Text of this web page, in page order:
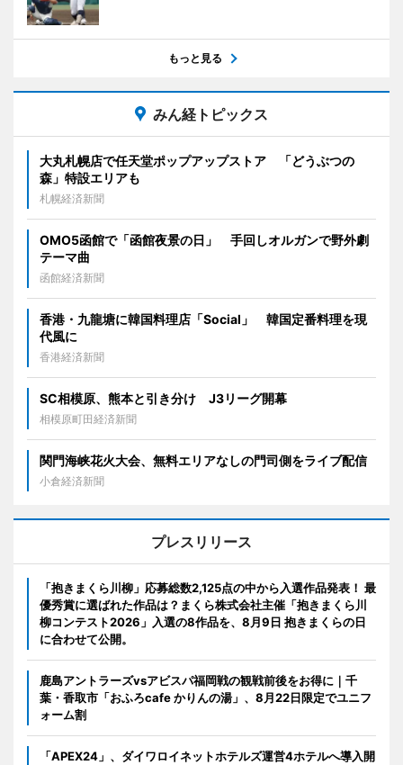
もっと見る
みん経トピックス
大丸札幌店で任天堂ポップアップストア 「どうぶつの
森」特設エリアも
札幌経済新聞
OMO5函館で「函館夜景の日」 手回しオルガンで野外劇
テーマ曲
函館経済新聞
香港・九龍塘に韓国料理店「Social」 韓国定番料理を現
代風に
香港経済新聞
SC相模原、熊本と引き分け J3リーグ開幕
相模原町田経済新聞
関門海峡花火大会、無料エリアなしの門司側をライブ配信
小倉経済新聞
プレスリリース
「抱きまくら川柳」応募総数2,125点の中から入選作品発表！ 最
優秀賞に選ばれた作品は？まくら株式会社主催「抱きまくら川
柳コンテスト2026」入選の8作品を、8月9日 抱きまくらの日
に合わせて公開。
鹿島アントラーズvsアビスパ福岡戦の観戦前後をお得に｜千
葉・香取市「おふろcafe かりんの湯」、8月22日限定でユニフ
ォーム割
「APEX24」、ダイワロイネットホテルズ運営4ホテルへ導入開